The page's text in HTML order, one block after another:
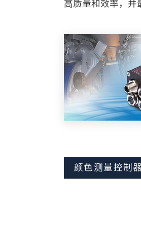
高质量和效率，并
颜色测量控制